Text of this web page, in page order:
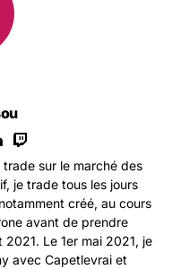
sur le marché des
je trade tous les jours
créé, au cours
avant de prendre
Le 1er mai 2021, je
avec Capetlevrai et